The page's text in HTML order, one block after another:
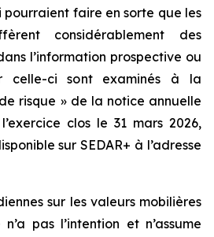
pourraient faire en sorte que les
considérablement des
l’information prospective ou
celle-ci sont examinés à la
risque » de la notice annuelle
clos le 31 mars 2026,
sur SEDAR+ à l’adresse
sur les valeurs mobilières
pas l’intention et n’assume